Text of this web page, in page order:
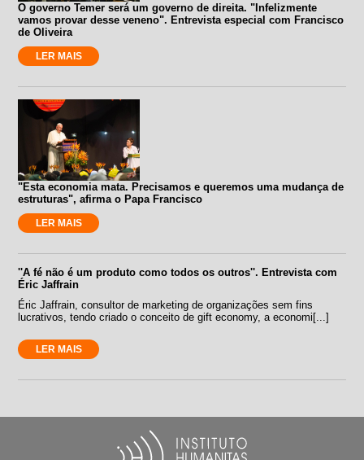
O governo Temer será um governo de direita. "Infelizmente
vamos provar desse veneno". Entrevista especial com Francisco
de Oliveira
LER MAIS
"Esta economia mata. Precisamos e queremos uma mudança de
estruturas", afirma o Papa Francisco
LER MAIS
''A fé não é um produto como todos os outros''. Entrevista com
Éric Jaffrain
Éric Jaffrain, consultor de marketing de organizações sem fins
lucrativos, tendo criado o conceito de gift economy, a economi[...]
LER MAIS